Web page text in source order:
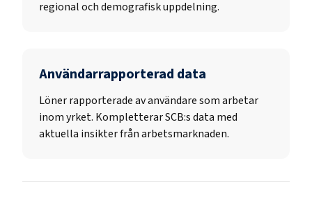
regional och demografisk uppdelning.
Användarrapporterad data
Löner rapporterade av användare som arbetar
inom yrket. Kompletterar SCB:s data med
aktuella insikter från arbetsmarknaden.